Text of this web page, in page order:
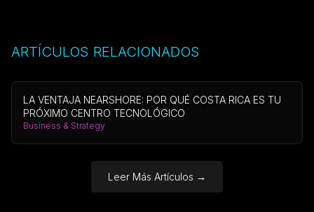
ARTÍCULOS RELACIONADOS
LA VENTAJA NEARSHORE: POR QUÉ COSTA RICA ES TU
PRÓXIMO CENTRO TECNOLÓGICO
Business & Strategy
Leer Más Artículos →